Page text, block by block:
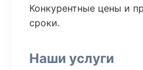
Конкурентные цены и
сроки.
Наши услуги